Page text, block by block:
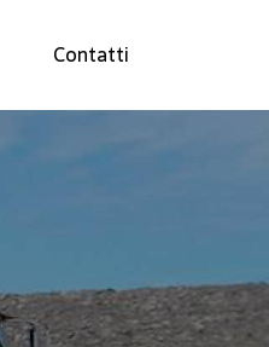
Contatti